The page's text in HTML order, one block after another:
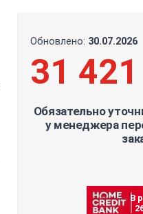
Обновлено: 30.07.2026
31 421
Обязательно
у менеджера
В